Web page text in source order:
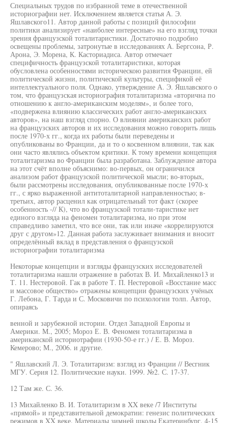
Специальных трудов по избранной теме в отечественной
историографии нет. Исключением является статья А. Э.
Яшлавского11. Автор данной работы с позиций философии
политики анализирует «наиболее интересные» на его взгляд точки
зрения французской тоталитаристики. Достаточно подробно
освещены проблемы, затронутые в исследованиях А. Бергсона, Р.
Арона, Э. Морена, К. Касториадиса. Автор отмечает
специфичность французской тоталитаристики, которая
обусловлена особенностями историческою развития Франции, ей
политической жизни, политической культуры, спецификой её
интеллектуального поля. Однако, утверждение А. Э. Яшлавского о
том, что французская историография тоталитаризма «вторична по
отношению к англо-американским моделям», и более того,
«подвержена влиянию классических работ англо-американских
авторов», на наш взгляд спорно. О влиянии американских работ
на французских авторов и их исследования можно говорить лишь
после 1970-х гг., когда их работы были переведены и
опубликованы во Франции, да и то о косвенном влиянии, так как
они часто являлись объектом критики. К тому времени концепция
тоталитаризма во Франции была разработана. Заблуждение автора
на этот счёт вполне объяснимо: во-первых, он ограничился
анализом работ французской политической мысли; во-вторых,
были рассмотрены исследования, опубликованные после 1970-х
гг., с ярко выраженной антитоталитарной направленностью; в-
третьих, автор расценил как отрицательный тот факт (скорее
особенность -// К), что во французской тотали-таристике нет
единого взгляда на феномен тоталитаризма, но при этом
справедливо заметил, что все они, так или иначе «коррелируются
друг с другом»12. Данная работа заслуживает внимания и вносит
определённый вклад в представления о французской
историографии тоталитаризма
Некоторые концепции и взгляды французских исследователей
тоталитаризма нашли отражение в работах В. И. Михайленко13 и
Т. 11. Нестеровой. Гак в работе Т. П. Нестеровой «Восстание масс
и массовое общество» отражены концепции французских учёных
Г. Лебона, Г. Тарда и С. Московичи по психологии толп. Автор,
опираясь
венной и зарубежной истории. Отдел Западной Европы и
Америки. М., 2005; Мороз Е. В. Феномен тоталитаризма в
американской историотрафии (1930-50-е гг.) / Е. В. Мороз.
Кемерово; М., 2006. и другие.
" Яшлавский Л. Э. Тоталитаризм: взгляд из Франции // Весгник
МГУ. Серия 12. Политические науки. 1999. №2. С. 17-37.
12 Там же. С. 36.
13 Михайленко В. И. Тоталитаризм в XX веке /7 Институты
«прямой» и представительной демократии: генезис политических
режимов в XX веке. Материалы зимней школы Екатеринбург, 4-15